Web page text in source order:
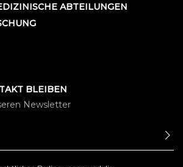
ABTEILUNGEN
BLEIBEN
Newsletter